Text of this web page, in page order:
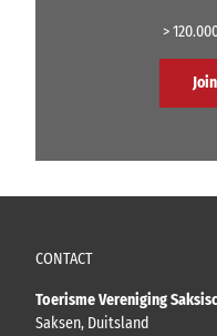
>
CONTACT
Toerisme Vereniging
Saksen, Duitsland